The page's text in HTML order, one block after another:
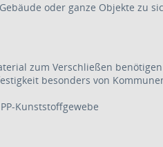
oder ganze Objekte zu
zum Verschließen benötigen
besonders von
Kunststoffgewebe